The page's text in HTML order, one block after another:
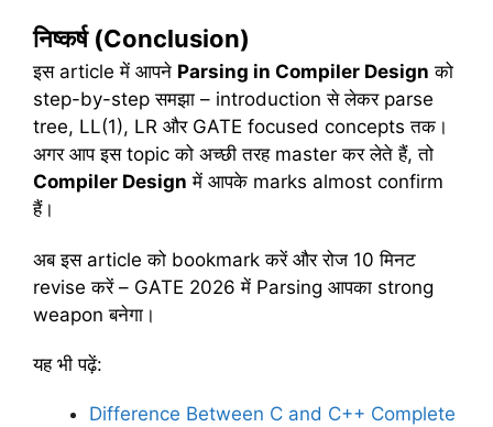
निष्कर्ष(Conclusion)
इस article में आपने Parsing in Compiler Design को
step-by-step समझा – introduction से लेकर parse
tree, LL(1), LR और GATE focused concepts तक।
अगर आप इस topic को अच्छी तरह master कर लेते हैं, तो
Compiler Design में आपके marks almost confirm
हैं।
अब इस article को bookmark करें और रोज 10 मिनट
revise करें – GATE 2026 में Parsing आपका strong
weapon बनेगा।
यह भी पढ़ें:
Difference Between C and C++ Complete